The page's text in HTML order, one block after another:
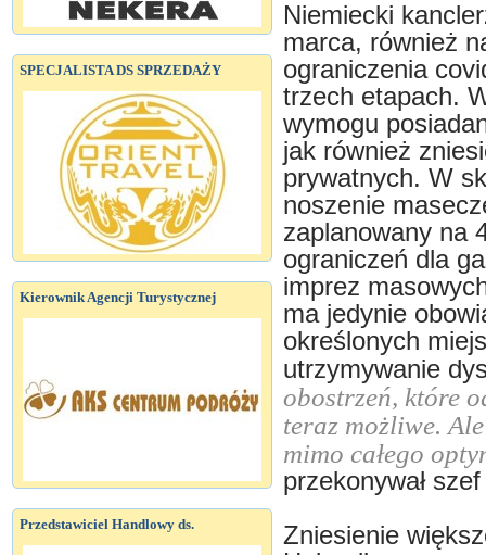
SPECJALISTA DS SPRZEDAŻY
Kierownik Agencji Turystycznej
Przedstawiciel Handlowy ds.
Niemiecki
marca, również
ograniczenia
trzech etapach.
wymogu
jak również
prywatnych. W
noszenie
zaplanowany na
ograniczeń dla
imprez
ma jedynie
określonych
utrzymywanie
obostrzeń, które
teraz możliwe.
mimo całego
przekonywał
Zniesienie